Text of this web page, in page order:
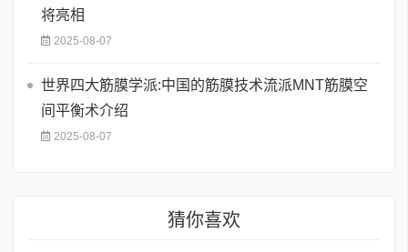
将亮相
2025-08-07
世界四大筋膜学派:中国的筋膜技术流派MNT筋膜空
间平衡术介绍
2025-08-07
猜你喜欢